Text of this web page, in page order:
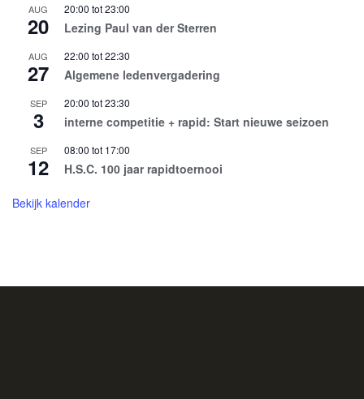
AUG
20
20:00 tot23:00
Lezing Paul van der Sterren
AUG
27
22:00 tot22:30
Algemene ledenvergadering
SEP
3
20:00 tot23:30
interne competitie + rapid: Start nieuwe seizoen
SEP
12
08:00 tot 17:00
H.S.C. 100 jaar rapidtoernooi
Bekijk kalender